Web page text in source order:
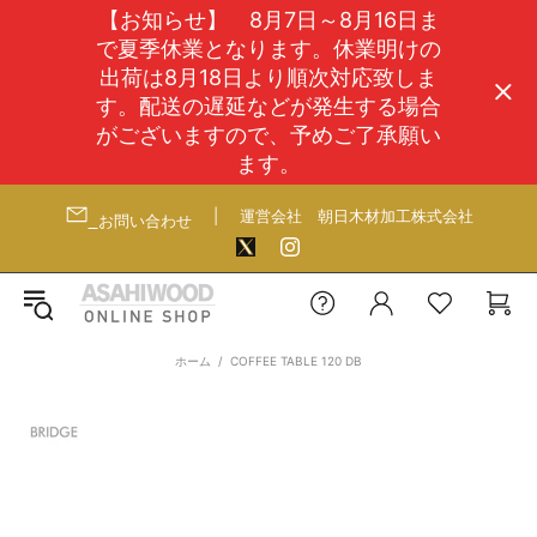
【お知らせ】 8月7日～8月16日ま
で夏季休業となります。休業明けの
出荷は8月18日より順次対応致しま
す。配送の遅延などが発生する場合
がございますので、予めご了承願い
ます。
お問い合わせ 運営会社 朝日木材加工株式会社
ホーム COFFEE TABLE 120 DB